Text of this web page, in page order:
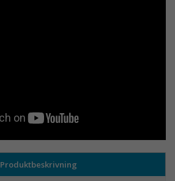
Produktbeskrivning